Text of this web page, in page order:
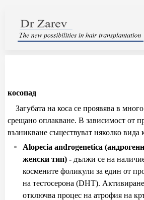
косопад
Загубата на коса се проявява в
срещано оплакване. В зависимост от
възникване съществуват няколко вида
Alopecia androgenetica
женски тип) - дължи се на
космените фоликули за един от
на тестосерона (DHT).
отключва процес на атрофия на